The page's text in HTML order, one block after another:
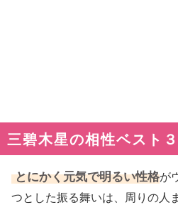
三碧木星の相性ベスト
とにかく元気で明るい性格が
つとした振る舞いは、周りの人